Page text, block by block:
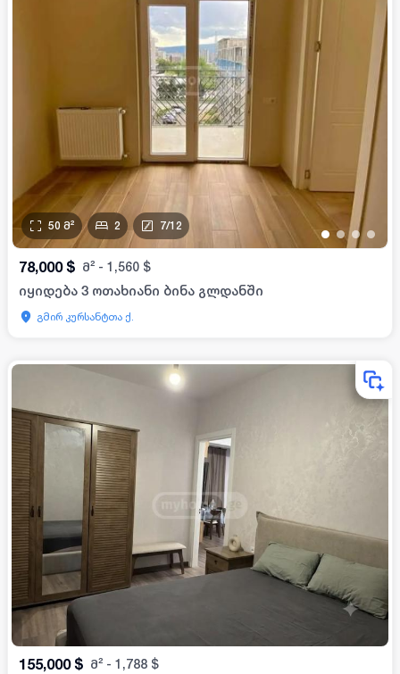
• •• •
50 მ² 2 7/12
78,000 $ მ² - 1,560 $
იყიდება 3 ოთახიანი ბინა გლდანში
გმირ კურსანტთა ქ.
155,000 $ მ² - 1,788 $